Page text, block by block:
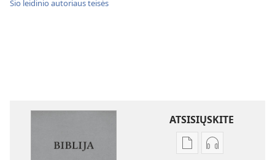
Šio leidinio autoriaus teisės
ATSISIŲSKITE
Skaitmeninių
Garso